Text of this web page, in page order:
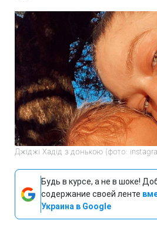
Джіджі Хадід з донькою (фото:
Будь в курсе, а не в шоке!
содержание своей ленте
Украина в Google